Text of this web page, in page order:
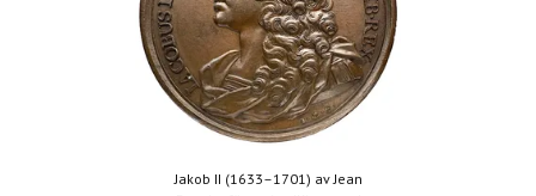
Jakob II (1633–1701) av Jean